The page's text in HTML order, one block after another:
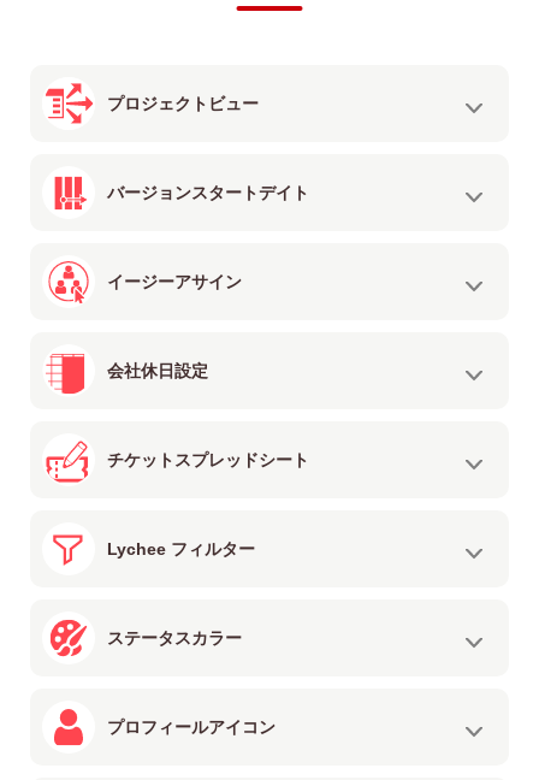
プロジェクトビュー
バージョンスタートデイト
イージーアサイン
会社休日設定
チケットスプレッドシート
Lychee フィルター
ステータスカラー
プロフィールアイコン